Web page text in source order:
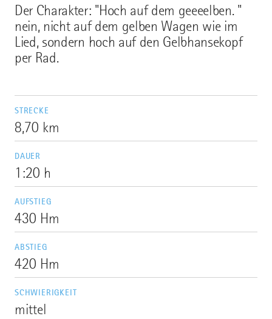
Der Charakter: "Hoch auf dem geeeelben. "
nein, nicht auf dem gelben Wagen wie im
Lied, sondern hoch auf den Gelbhansekopf
per Rad.
STRECKE
8,70 km
DAUER
1:20 h
AUFSTIEG
430 Hm
ABSTIEG
420 Hm
SCHWIERIGKEIT
mittel